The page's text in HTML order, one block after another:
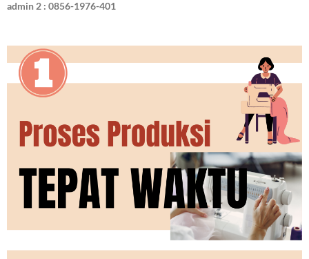
admin 2 : 0856-1976-401